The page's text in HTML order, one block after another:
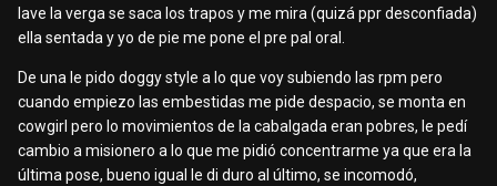
lave la verga se saca los trapos y me mira (quizá ppr desconfiada)
ella sentada y yo de pie me pone el pre pal oral.
De una le pido doggy style a lo que voy subiendo las rpm pero
cuando empiezo las embestidas me pide despacio, se monta en
cowgirl pero lo movimientos de la cabalgada eran pobres, le pedí
cambio a misionero a lo que me pidió concentrarme ya que era la
última pose, bueno igual le di duro al último, se incomodó,